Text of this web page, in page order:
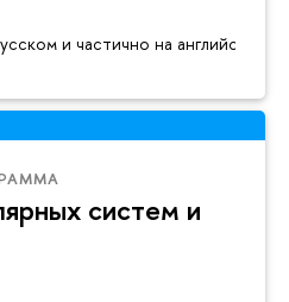
и частично на английском
систем и